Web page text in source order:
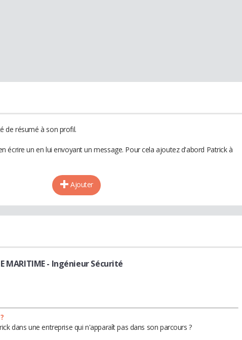
de résumé à son profil.
écrire un en lui envoyant un message. Pour cela ajoutez d'abord Patrick à
Ajouter
MARITIME- Ingénieur Sécurité
dans une entreprise qui n'apparaît pas dans son parcours ?